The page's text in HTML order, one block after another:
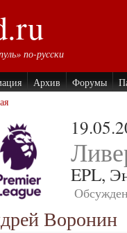
по-русски
Архив Форумы
EPL,
Воронин